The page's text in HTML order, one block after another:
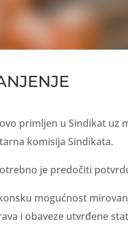
primljen u Sindikat uz
komisija Sindikata.
je predočiti
mogućnost
i obaveze utvrđene